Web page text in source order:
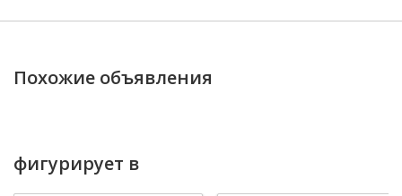
Похожие объявления
фигурирует в